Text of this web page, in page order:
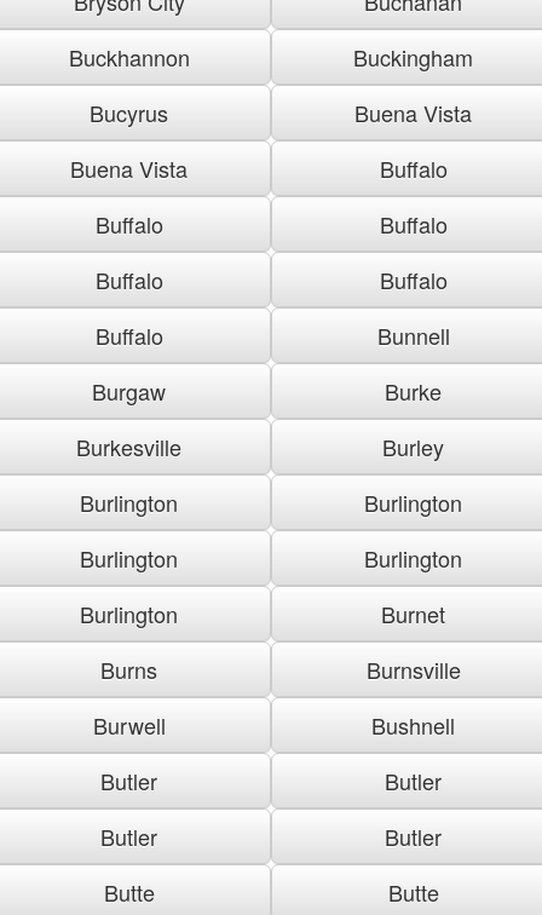
Buckhannon
Buckingham
Bucyrus
Buena Vista
Buena Vista
Buffalo
Buffalo
Buffalo
Buffalo
Buffalo
Buffalo
Bunnell
Burgaw
Burke
Burkesville
Burley
Burlington
Burlington
Burlington
Burlington
Burlington
Burnet
Burns
Burnsville
Burwell
Bushnell
Butler
Butler
Butler
Butler
Butte
Butte